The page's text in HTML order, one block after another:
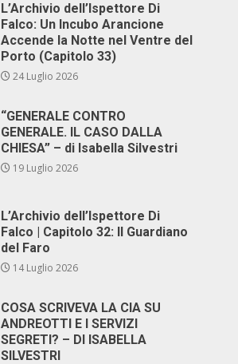
L’Archivio dell’Ispettore Di
Falco: Un Incubo Arancione
Accende la Notte nel Ventre del
Porto (Capitolo 33)
24 Luglio 2026
“GENERALE CONTRO
GENERALE. IL CASO DALLA
CHIESA” – di Isabella Silvestri
19 Luglio 2026
L’Archivio dell’Ispettore Di
Falco | Capitolo 32: Il Guardiano
del Faro
14 Luglio 2026
COSA SCRIVEVA LA CIA SU
ANDREOTTI E I SERVIZI
SEGRETI? – DI ISABELLA
SILVESTRI